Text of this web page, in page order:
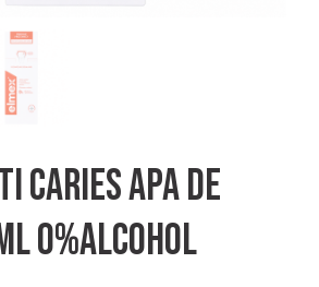
caries apa de
0%alcohol